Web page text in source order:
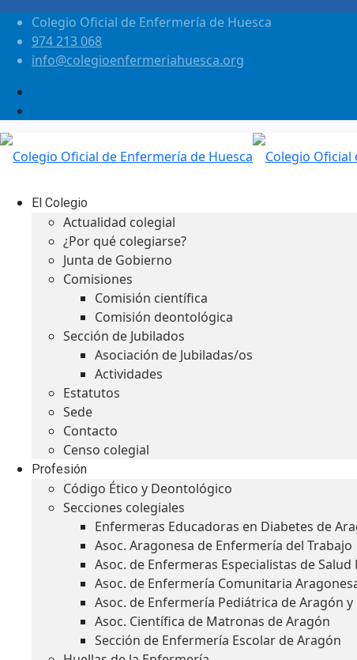
Colegio Oficial de Enfermería de Huesca
974 213 068
info@colegioenfermeriahuesca.org
El Colegio
Actualidad colegial
¿Por qué colegiarse?
Junta de Gobierno
Comisiones
Comisión científica
Comisión deontológica
Sección de Jubilados
Asociación de Jubiladas/os
Actividades
Estatutos
Sede
Contacto
Censo colegial
Profesión
Código Ético y Deontológico
Secciones colegiales
Enfermeras Educadoras en Diabetes de
Asoc. Aragonesa de Enfermería del Trabajo
Asoc. de Enfermeras Especialistas de
Asoc. de Enfermería Comunitaria
Asoc. de Enfermería Pediátrica de Aragón y
Asoc. Científica de Matronas de Aragón
Sección de Enfermería Escolar de Aragón